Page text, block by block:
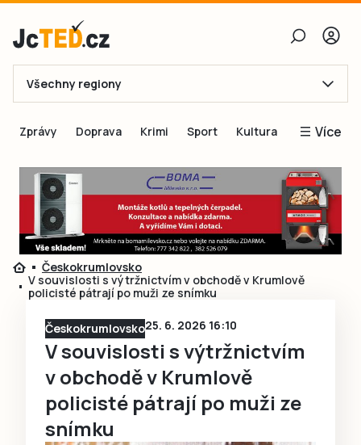
E-mail
Obnovit heslo
Přihlásit se
Přihlásit se přes Facebook
Ještě nemám účet, chci se
Všechny regiony
Zprávy Doprava Krimi Sport Kultura Více
Blogy
Inspirace
Čtenáři píší
Speciální přílohy
Českokrumlovsko
V souvislosti s výtržnictvím v obchodě v Krumlově
policisté pátrají po muži ze snímku
Českokrumlovsko25. 6. 2026 16:10
V souvislosti s výtržnictvím
v obchodě v Krumlově
policisté pátrají po muži ze
snímku